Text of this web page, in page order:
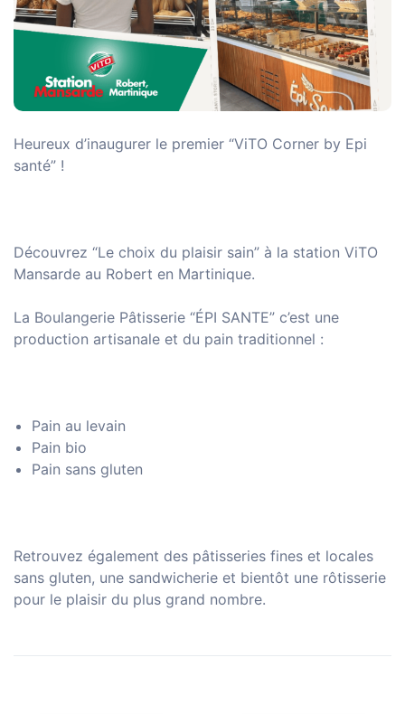
Heureux d’inaugurer le premier “ViTO Corner by Epi
santé” !
Découvrez “Le choix du plaisir sain” à la station ViTO
Mansarde au Robert en Martinique.
La Boulangerie Pâtisserie “ÉPI SANTE” c’est une
production artisanale et du pain traditionnel :
Pain au levain
Pain bio
Pain sans gluten
Retrouvez également des pâtisseries fines et locales
sans gluten, une sandwicherie et bientôt une rôtisserie
pour le plaisir du plus grand nombre.